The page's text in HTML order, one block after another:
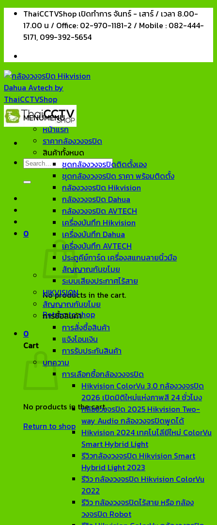
Skip
content
ThaiCCTVShop เปิดทำการ จันทร์ - เสาร์ / เวลา 8.00-
17.00 น / Office: 02-970-1181-2 / Mobile : 082-444-
5171, 099-392-5654
Search
0
No products in the cart.
Return to shop
0
Cart
No products in the cart.
Return to shop
MENUMENU
หน้าแรก
ราคากล้องวงจรปิด
สินค้าทั้งหมด
ชุดกล้องวงจรปิดติดตั้งเอง
ชุดกล้องวงจรปิด ราคา พร้อมติดตั้ง
กล้องวงจรปิด Hikvision
กล้องวงจรปิด Dahua
กล้องวงจรปิด AVTECH
เครื่องบันทึก Hikvision
เครื่องบันทึก Dahua
เครื่องบันทึก AVTECH
ประตูคีย์การ์ด เครื่องสแกนลายนิ้วมือ
สัญญาณกันขโมย
ระบบเสียงประกาศไร้สาย
HIKVISION
สัญญาณกันขโมย
การซื้อสินค้า
การสั่งซื้อสินค้า
แจ้งโอนเงิน
การรับประกันสินค้า
บทความ
การเลือกซื้อกล้องวงจรปิด
Hikvision ColorVu 3.0 กล้องวงจรปิด
2026 เปิดมิติใหม่แห่งภาพสี 24 ชั่วโมง
กล้องวงจรปิด 2025 Hikvision Two-
way Audio กล้องวงจรปิดพูดได้
Hikvision 2024 เทคโนโลียีใหม่ ColorVu
Smart Hybrid Light
รีวิวกล้องวงจรปิด Hikvision Smart
Hybrid Light 2023
รีวิว กล้องวงจรปิด Hikvision ColorVu
2022
รีวิว กล้องวงจรปิดไร้สาย หรือ กล้อง
วงจรปิด Robot